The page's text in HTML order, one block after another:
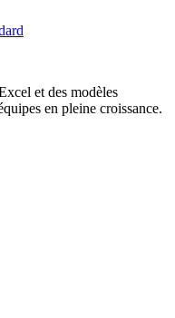
et des modèles
en pleine croissance.